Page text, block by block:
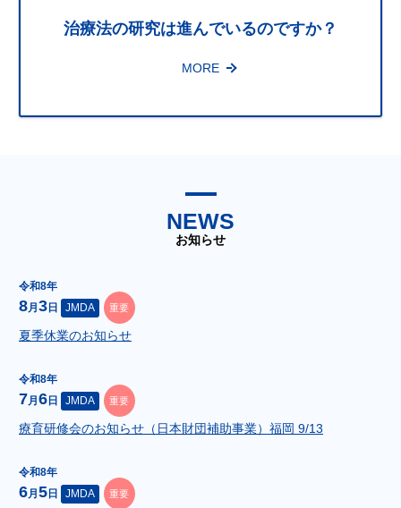
治療法の研究は進んでいるのですか？
MORE
NEWS
お知らせ
令和8年
8月3日 JMDA 重要
夏季休業のお知らせ
令和8年
7月 6 日 JMDA 重要
療育研修会のお知らせ（日本財団補助事業）福岡 9/13
令和8年
6月 5 日 JMDA 重要